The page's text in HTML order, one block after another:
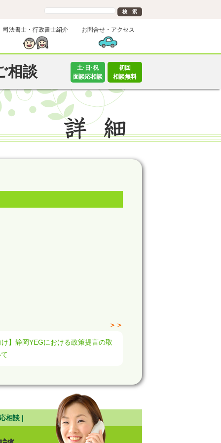
司法書士・行政書士紹介 お問合せ・アクセス
相談
土·日·祝
面談応相談
初回
相談無料
＞＞
】静岡YEGにおける政策提言の取
相談 |